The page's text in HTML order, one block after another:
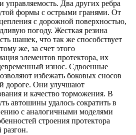
управляемость. Два других ребра
формы с острыми гранями. От
с дорожной поверхностью,
погоду. Жесткая резина
шашек, что так же способствует
же, за счет этого
элементов протектора, их
износ. Сдвоенные
избежать боковых сносов
дороге. Они улучшают
и качество торможения. В
автошины удалось сократить в
с аналогичными моделями
строения протектора
разгон.